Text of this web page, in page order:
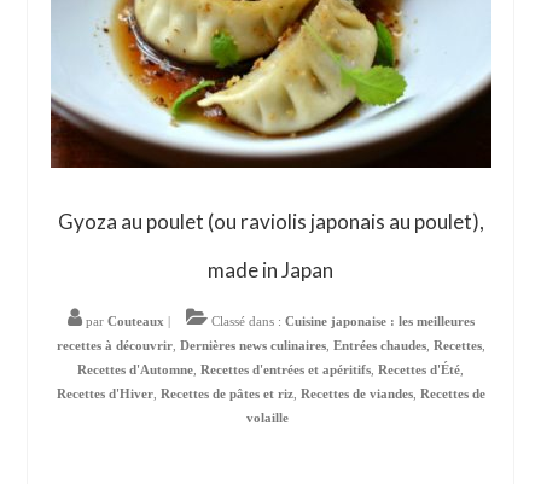
Gyoza au poulet (ou raviolis japonais au poulet),
made in Japan
par Couteaux Classé dans : Cuisine japonaise : les meilleures
recettes à découvrir, Dernières news culinaires, Entrées chaudes, Recettes,
Recettes d'Automne Recettes d'entrées et apéritifs Recettes d'Été
Recettes d'Hiver, Recettes de pâtes et riz, Recettes de viandes, Recettes de
volaille